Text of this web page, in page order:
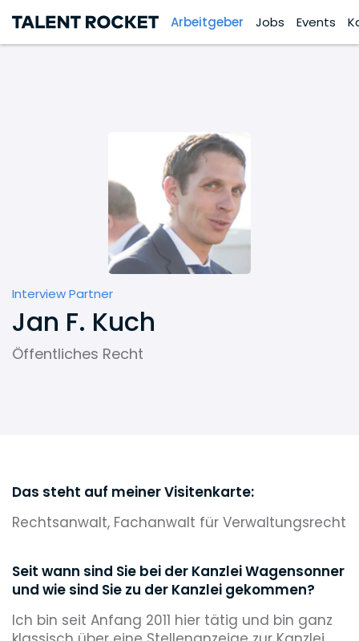
Arbeitgeber Jobs Events
Interview Partner
Jan F. Kuch
Öffentliches Recht
Das steht auf meiner Visitenkarte:
Rechtsanwalt, Fachanwalt für Verwaltungsrecht
Seit wann sind Sie bei der Kanzlei Wagensonner
und wie sind Sie zu der Kanzlei gekommen?
Ich bin seit Anfang 2011 hier tätig und bin ganz